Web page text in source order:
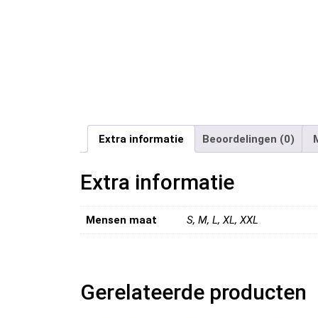
Extra informatie Beoordelingen (0)
Extra informatie
Mensen maat S, M, L, XL, XXL
Gerelateerde producten